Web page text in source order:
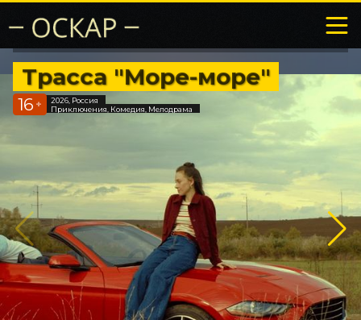
Трасса "Море-море"
16 +
2026, Россия
Приключения, Комедия, Мелодрама